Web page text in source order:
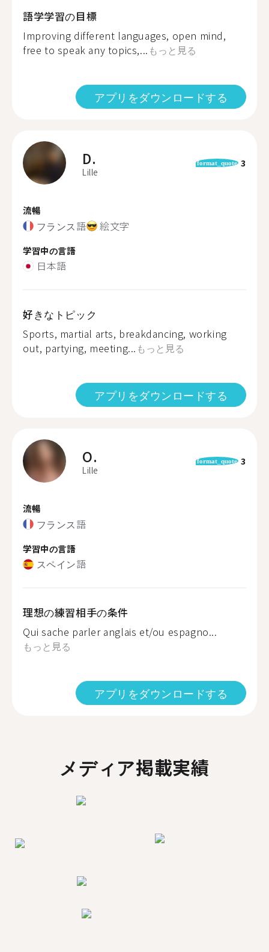
語学学習の目標
Improving different languages, open mind,
free to speak any topics,... もっと見る
アプリをダウンロードする
D.
Lille
format_quote 3
流暢
フランス語 絵文字
学習中の言語
日本語
好きなトピック
Sports, martial arts, breakdancing, working
out, partying, meeting... もっと見る
アプリをダウンロードする
O.
Lille
format_quote 3
流暢
フランス語
学習中の言語
スペイン語
理想の練習相手の条件
Qui sache parler anglais et/ou espagno...
もっと見る
アプリをダウンロードする
メディア掲載実績